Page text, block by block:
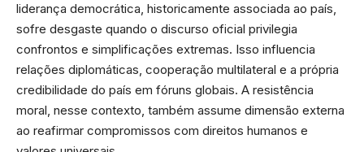
liderança democrática, historicamente associada ao país,
sofre desgaste quando o discurso oficial privilegia
confrontos e simplificações extremas. Isso influencia
relações diplomáticas, cooperação multilateral e a própria
credibilidade do país em fóruns globais. A resistência
moral, nesse contexto, também assume dimensão externa
ao reafirmar compromissos com direitos humanos e